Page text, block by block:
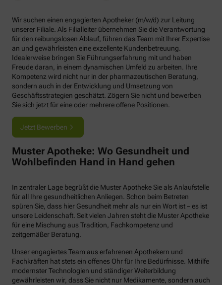
Wir suchen einen engagierten Apotheker (m/w/d) zur Leitung
unserer Filiale. Als Filialleiter übernehmen Sie die Verantwortung
für den reibungslosen Ablauf, führen das Team mit Ihrer Expertise
an und gewährleisten eine exzellente Kundenbetreuung.
Idealerweise bringen Sie Führungserfahrung mit und haben
Freude daran, in einem dynamischen Umfeld zu arbeiten. Ihre
Kompetenz wird nicht nur in der pharmazeutischen Beratung,
sondern auch in der Entwicklung und Umsetzung von
Geschäftsstrategien geschätzt. Zögern Sie nicht und bewerben
Sie sich jetzt für eine oder mehrere offene Positionen.
Jetzt Bewerben
Muster Apotheke: Wo Gesundheit und
Wohlbefinden Hand in Hand gehen
In zentraler Lage begrüßt die Muster Apotheke Sie als Anlaufstelle
für all Ihre gesundheitlichen Anliegen. Schon beim Betreten
spüren Sie, dass hier Gesundheit mehr als nur ein Wort ist – es ist
unsere Leidenschaft. Seit vielen Jahren steht die Muster Apotheke
für eine Mischung aus Tradition, Fachkompetenz und
zeitgemäßer Beratung.
Unser engagiertes Team aus erfahrenen Apothekern und
Fachkräften hat stets ein offenes Ohr für Ihre Bedürfnisse. Mithilfe
modernster Technologien und ständiger Weiterbildung
gewährleisten wir, dass Sie nicht nur Medikamente, sondern auch